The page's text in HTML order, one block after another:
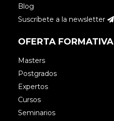
Blog
Suscríbete a la newsletter
OFERTA FORMATIVA
Masters
Postgrados
Expertos
Cursos
Seminarios